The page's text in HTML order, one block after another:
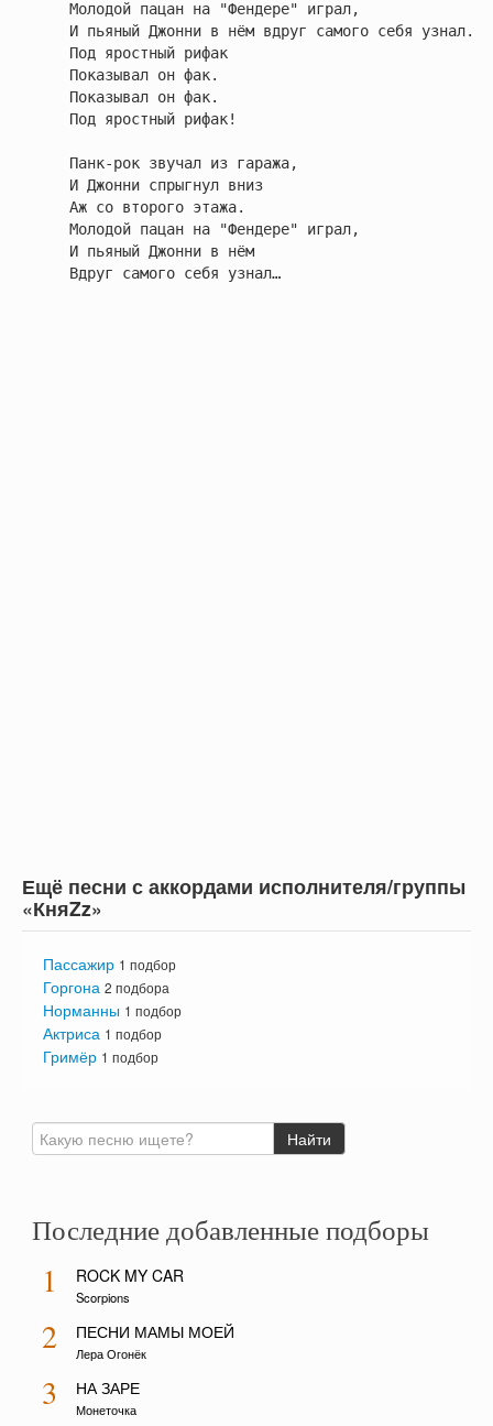
   Молодой пацан на "Фендере" играл,
   И пьяный Джонни в нём вдруг самого себя узнал.
   Под яростный рифак
   Показывал он фак.
   Показывал он фак.
   Под яростный рифак!
   Панк-рок звучал из гаража,
   И Джонни спрыгнул вниз
   Аж со второго этажа.
   Молодой пацан на "Фендере" играл,
   И пьяный Джонни в нём
   Вдруг самого себя узнал…
Ещё песни с аккордами исполнителя/группы
«КняZz»
Пассажир 1 подбор
Горгона 2 подбора
Норманны 1 подбор
Актриса 1 подбор
Гримёр 1 подбор
Последние добавленные подборы
1 ROCK MY CAR
Scorpions
2 ПЕСНИ МАМЫ МОЕЙ
Лера Огонёк
3 НА ЗАРЕ
Монеточка